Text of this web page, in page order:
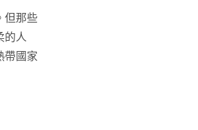
但那些
的人
帶國家